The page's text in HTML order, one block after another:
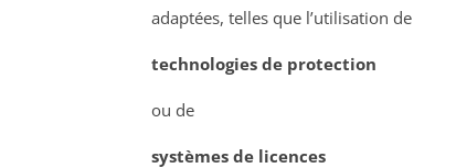
adaptées, telles que l’utilisation de
technologies de protection
ou de
systèmes de licences